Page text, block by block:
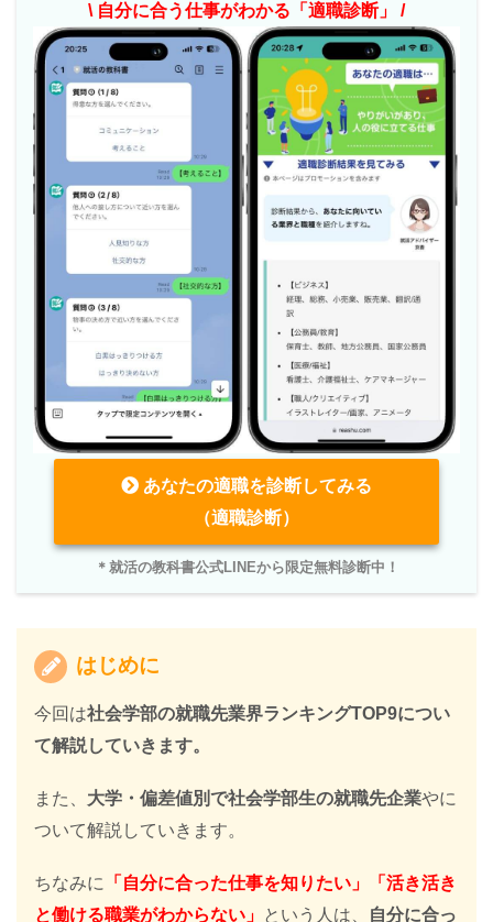
\ 自分に合う仕事がわかる「適職診断」 /
あなたの適職を診断してみる
（適職診断）
＊就活の教科書公式LINEから限定無料診断中！
はじめに
今回は社会学部の就職先業界ランキングTOP9につい
て解説していきます。
また、 大学・偏差値別で社会学部生の就職先企業やに
ついて解説していきます。
ちなみに
「自分に合った仕事を知りたい」「活き活き
と働ける職業がわからない」 という人は、
自分に合っ